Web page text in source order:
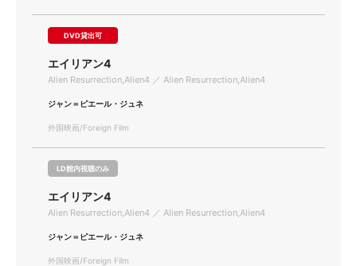
DVD貸出可
エイリアン4
Alien Resurrection,Alien4 ／ Alien Resurrection,Alien4
ジャン＝ピエール・ジュネ
外国映画/Foreign Film
LD館内視聴のみ
エイリアン4
Alien Resurrection,Alien4 ／ Alien Resurrection,Alien4
ジャン＝ピエール・ジュネ
外国映画/Foreign Film